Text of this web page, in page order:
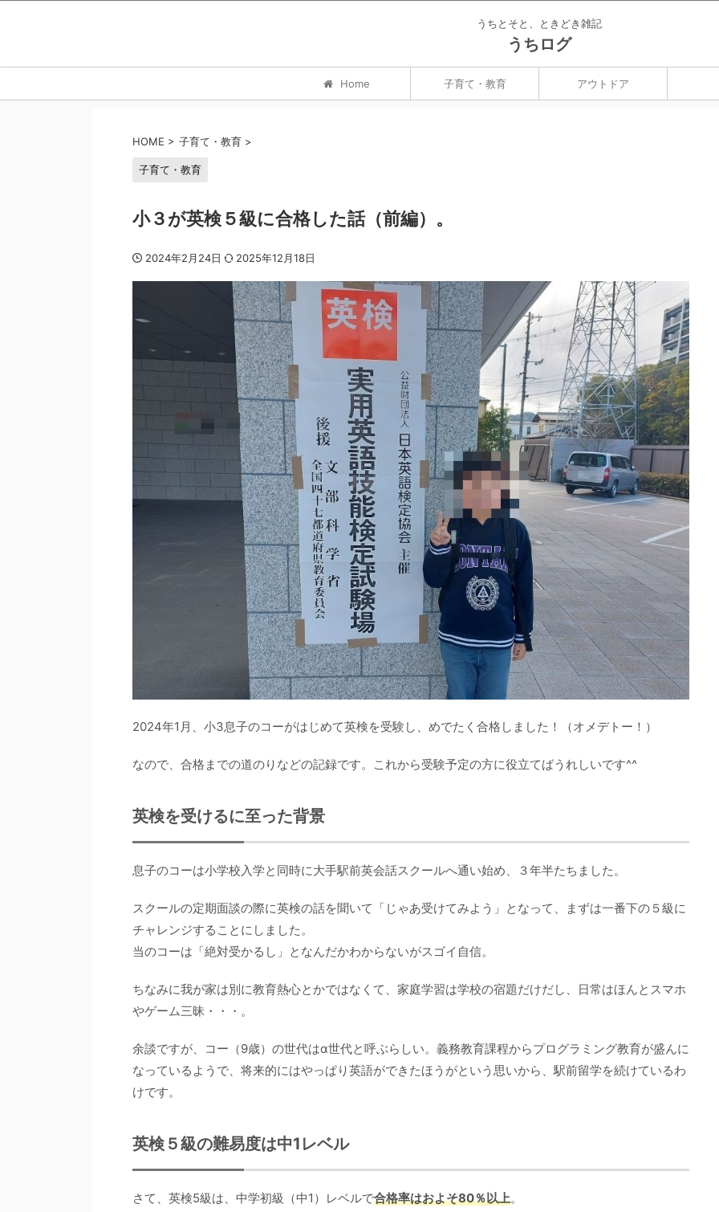
うちとそと、ときどき雑記
うちログ
Home 子育て・教育 アウトドア
HOME > 子育て・教育 >
子育て・教育
小３が英検５級に合格した話（前編）。
2024年2月24日 2025年12月18日
2024年1月、小3息子のコーがはじめて英検を受験し、めでたく合格しました！（オメデトー！）
なので、合格までの道のりなどの記録です。これから受験予定の方に役立てばうれしいです^^
英検を受けるに至った背景
息子のコーは小学校入学と同時に大手駅前英会話スクールへ通い始め、３年半たちました。
スクールの定期面談の際に英検の話を聞いて「じゃあ受けてみよう」となって、まずは一番下の５級に
チャレンジすることにしました。
当のコーは「絶対受かるし」となんだかわからないがスゴイ自信。
ちなみに我が家は別に教育熱心とかではなくて、家庭学習は学校の宿題だけだし、日常はほんとスマホ
やゲーム三昧・・・。
余談ですが、コー（9歳）の世代はα世代と呼ぶらしい。義務教育課程からプログラミング教育が盛んに
なっているようで、将来的にはやっぱり英語ができたほうがという思いから、駅前留学を続けているわ
けです。
英検５級の難易度は中1レベル
さて、英検5級は、中学初級（中1）レベルで合格率はおよそ80％以上。